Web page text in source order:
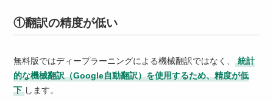
①翻訳の精度が低い
無料版ではディープラーニングによる機械翻訳ではなく、 統計
的な機械翻訳（Google自動翻訳）を使用するため、精度が低
下 します。